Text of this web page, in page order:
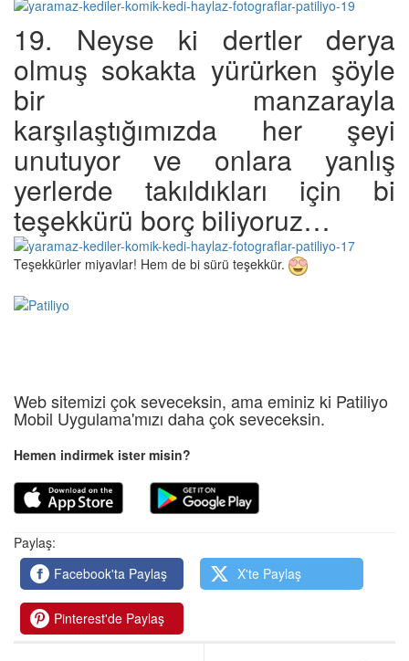
19. Neyse ki dertler derya
olmuş sokakta yürürken şöyle
bir manzarayla
karşılaştığımızda her şeyi
unutuyor ve onlara yanlış
yerlerde takıldıkları için bi
teşekkürü borç biliyoruz…
Teşekkürler miyavlar! Hem de bi sürü teşekkür.
Web sitemizi çok seveceksin, ama eminiz ki Patiliyo
Mobil Uygulama'mızı daha çok seveceksin.
Hemen indirmek ister misin?
Paylaş:
Facebook'ta Paylaş
X'te Paylaş
Pinterest'de Paylaş